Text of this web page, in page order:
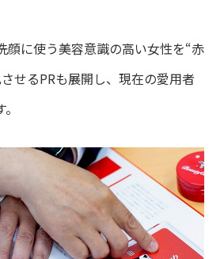
顔に使う美容意識の高い女性を“赤
せるPRも展開し、現在の愛用者